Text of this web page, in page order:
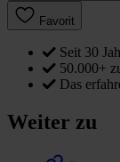
Favorit
Seit 30
50.000+
Das
Weiter zu